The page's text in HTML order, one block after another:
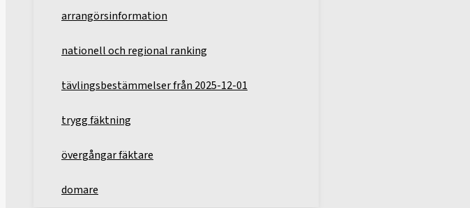
arrangörsinformation
nationell och regional ranking
tävlingsbestämmelser från 2025-12-01
trygg fäktning
övergångar fäktare
domare